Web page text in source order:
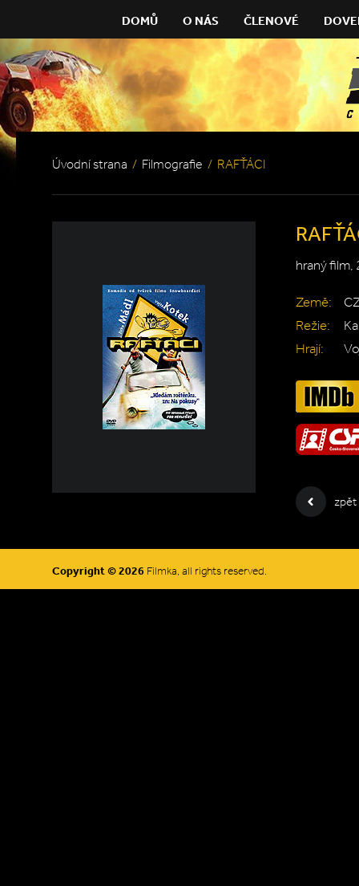
DOMŮ O NÁS ČLENOVÉ
Úvodní strana / Filmografie / RAFŤÁCI
hraný film,
Země:
Režie:
Hrají:
zpět
Copyright © 2026 Filmka, all rights reserved.